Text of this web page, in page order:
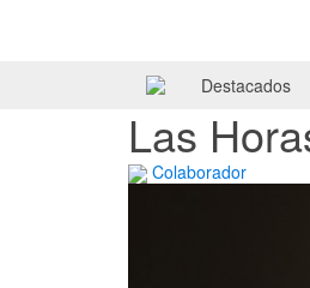
Destacados
Las
Colaborador